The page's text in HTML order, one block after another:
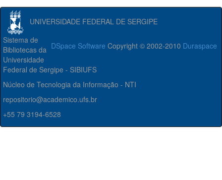
UNIVERSIDADE FEDERAL DE SERGIPE
DSpace Software Copyright © 2002-2010 Duraspace
Sistema de
Bibliotecas da
Universidade
Federal de Sergipe - SIBIUFS
Núcleo de Tecnologia da Informação - NTI
repositorio@academico.ufs.br
+55 79 3194-6528